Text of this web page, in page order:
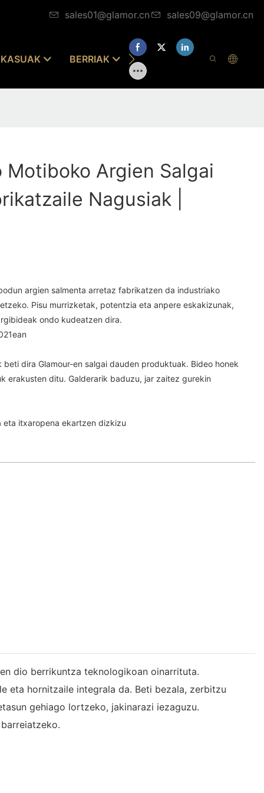
sales01@glamor.cn sales09@glamor.cn
KASUAK BERRIAK JARRI GUREKIN
Motiboko Argien Salgai
Nagusiak |
argien salmenta arretaz fabrikatzen da industriako
Pisu murrizketak, potentzia eta anpere eskakizunak,
ondo kudeatzen dira.
beti dira Glamour-en salgai dauden produktuak. Bideo honek
erakusten ditu. Galderarik baduzu, jar zaitez gurekin
eta itxaropena ekartzen dizkizu
dio berrikuntza teknologikoan oinarrituta.
eta hornitzaile integrala da. Beti bezala, zerbitzu
gehiago lortzeko, jakinarazi iezaguzu.